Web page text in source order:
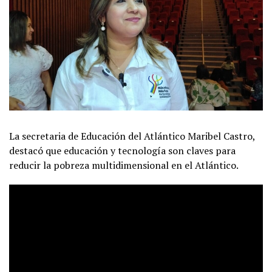
La secretaria de Educación del Atlántico Maribel Castro,
destacó que educación y tecnología son claves para
reducir la pobreza multidimensional en el Atlántico.